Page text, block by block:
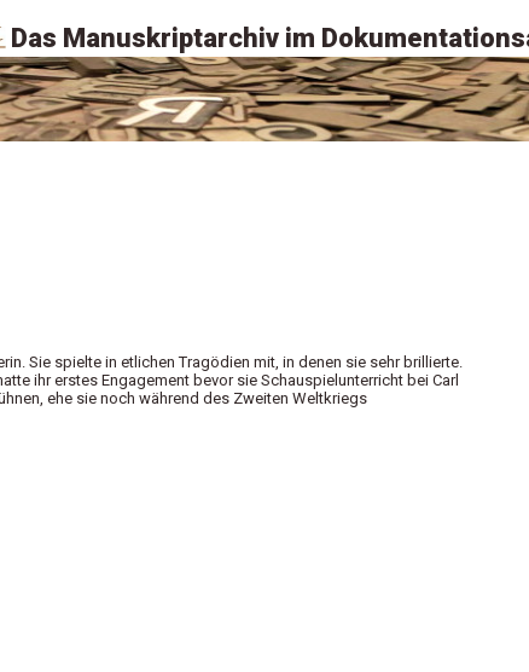
Das Manuskriptarchiv im
Sie spielte in etlichen Tragödien mit, in denen sie sehr brillierte.
ihr erstes Engagement bevor sie Schauspielunterricht bei Carl
ehe sie noch während des Zweiten Weltkriegs